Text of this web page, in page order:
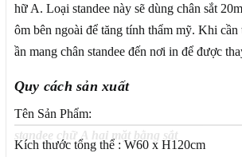
hữ A. Loại standee này sẽ dùng chân sắt
ôm bên ngoài để tăng tính thẩm mỹ. Khi
ần mang chân standee đến nơi in để được
Quy cách sản xuất
Tên Sản Phẩm:
standee chữ A hai mặt bằng sắt
Kích thước tổng thể : W60 x H120cm